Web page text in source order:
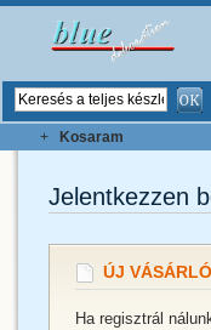
+ Kosaram
Jelentkezzen
ÚJ
Ha regisztrál